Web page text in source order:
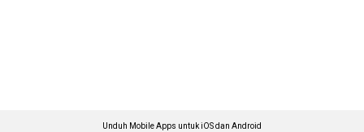
Unduh Mobile Apps untuk iOS dan Android